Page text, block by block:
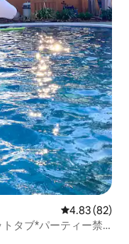
レビュー82
4.83 (82)
タブ*パーティー禁